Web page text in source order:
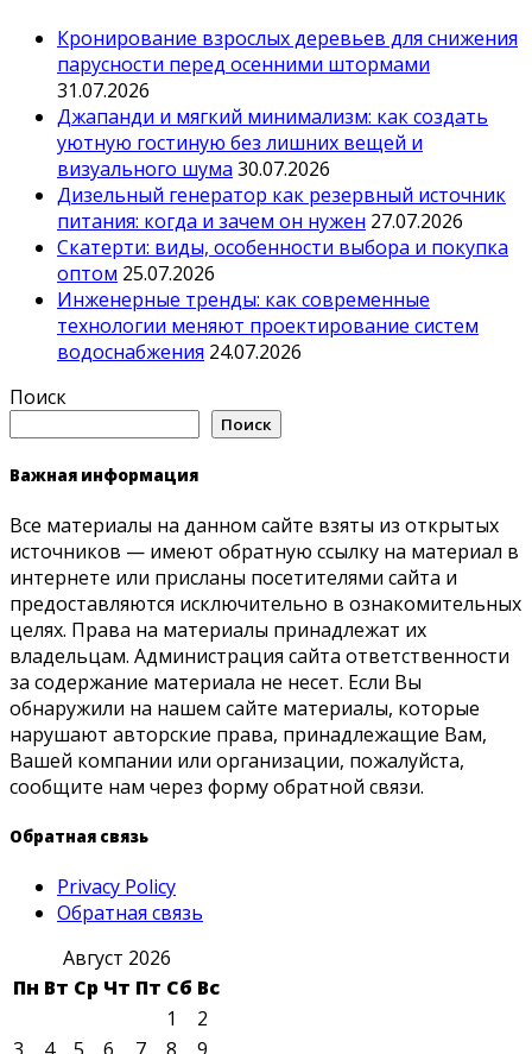
Кронирование взрослых деревьев для снижения
парусности перед осенними штормами
31.07.2026
Джапанди и мягкий минимализм: как создать
уютную гостиную без лишних вещей и
визуального шума 30.07.2026
Дизельный генератор как резервный источник
питания: когда и зачем он нужен 27.07.2026
Скатерти: виды, особенности выбора и покупка
оптом 25.07.2026
Инженерные тренды: как современные
технологии меняют проектирование систем
водоснабжения 24.07.2026
Поиск
Поиск
Важная информация
Все материалы на данном сайте взяты из открытых
источников — имеют обратную ссылку на материал в
интернете или присланы посетителями сайта и
предоставляются исключительно в ознакомительных
целях. Права на материалы принадлежат их
владельцам. Администрация сайта ответственности
за содержание материала не несет. Если Вы
обнаружили на нашем сайте материалы, которые
нарушают авторские права, принадлежащие Вам,
Вашей компании или организации, пожалуйста,
сообщите нам через форму обратной связи.
Обратная связь
Privacy Policy
Обратная связь
Август 2026
Пн Вт Ср Чт Пт Сб Вс
1
2